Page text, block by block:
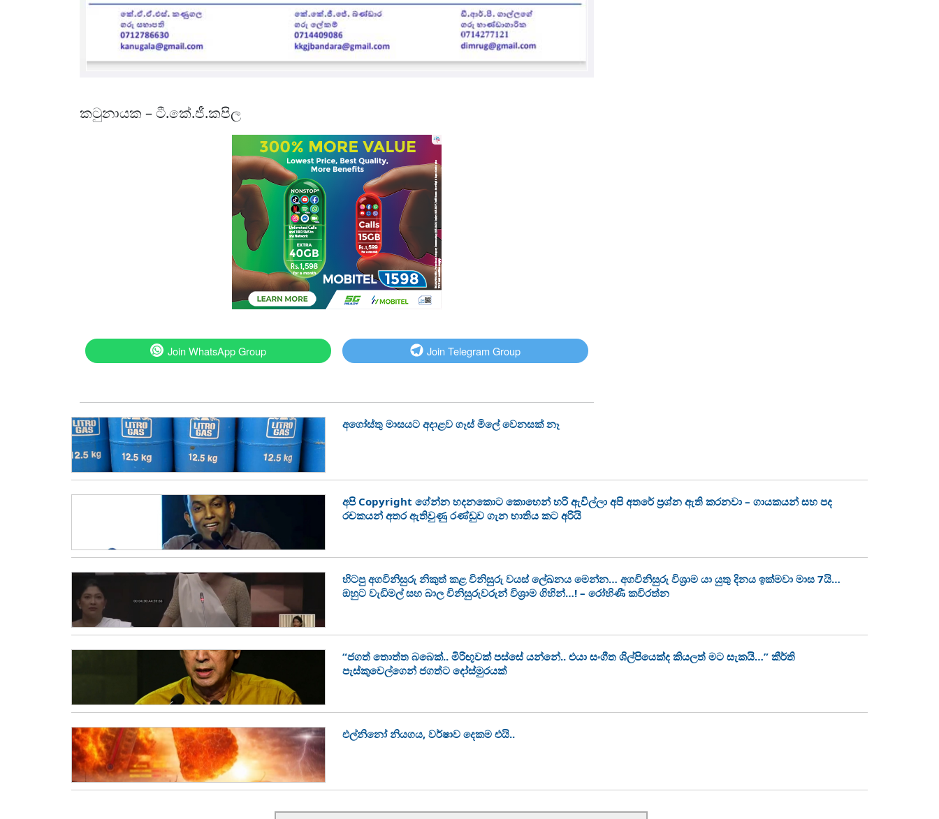
කටුනායක – ටී.කේ.ජී.කපිල
Join WhatsApp Group Join Telegram Group
අගෝස්තු මාසයට අදාළව ගෑස් මිලේ වෙනසක් නෑ
අපි Copyright ගේන්න හදනකොට කොහෙන් හරි ඇවිල්ලා අපි අතරේ ප්‍රශ්න ඇති කරනවා – ගායකයන් සහ පද
රචකයන් අතර ඇතිවුණු රණ්ඩුව ගැන භාතිය කට අරියි
හිටපු අගවිනිසුරු නිකුත් කළ විනිසුරු වයස් ලේඛනය මෙන්න… අගවිනිසුරු විශ්‍රාම යා යුතු දිනය ඉක්මවා මාස 7යි…
ඔහුට වැඩිමල් සහ බාල විනිසුරුවරුන් විශ්‍රාම ගිහින්…! – රෝහිණී කවිරත්න
“ජගත් තොත්ත බබෙක්.. මිරිඟුවක් පස්සේ යන්නේ.. එයා සංගීත ශිල්පියෙක්ද කියලත් මට සැකයි…” කීර්ති
පැස්කුවෙල්ගෙන් ජගත්ට දෝස්මුරයක්
එල්නිනෝ නියගය, වර්ෂාව දෙකම එයි..